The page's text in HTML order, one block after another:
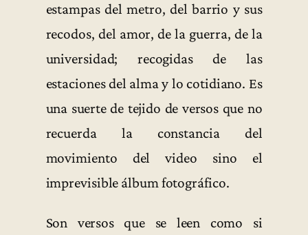
estampas del metro, del barrio y sus
recodos, del amor, de la guerra, de la
universidad; recogidas de las
estaciones del alma y lo cotidiano. Es
una suerte de tejido de versos que no
recuerda la constancia del
movimiento del video sino el
imprevisible álbum fotográfico.
Son versos que se leen como si